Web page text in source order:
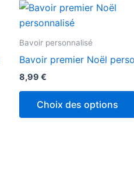
Bavoir personnalisé
Bavoir premier Noël
8,99 €
Choix des options